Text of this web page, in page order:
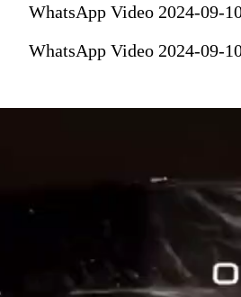
WhatsApp Video 2024-09-
WhatsApp Video 2024-09-